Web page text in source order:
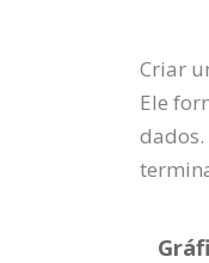
Criar
Ele